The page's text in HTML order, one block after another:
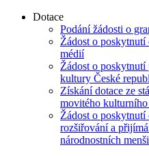
Dotace
Podání žádosti o
Žádost o poskytnutí
médií
Žádost o poskytnutí
kultury České
Získání dotace ze
movitého
Žádost o
rozšiřování a
národnostních